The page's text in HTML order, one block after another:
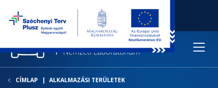
CÍMLAP ALKALMAZÁSI TERÜLETEK